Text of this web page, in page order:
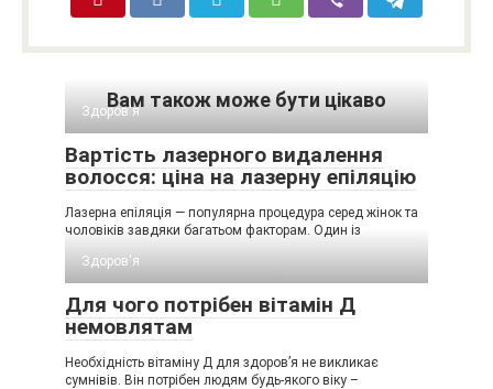
Вам також може бути цікаво
Здоров'я
Вартість лазерного видалення
волосся: ціна на лазерну епіляцію
Лазерна епіляція — популярна процедура серед жінок та
чоловіків завдяки багатьом факторам. Один із
Здоров'я
Для чого потрібен вітамін Д
немовлятам
Необхідність вітаміну Д для здоров’я не викликає
сумнівів. Він потрібен людям будь-якого віку –